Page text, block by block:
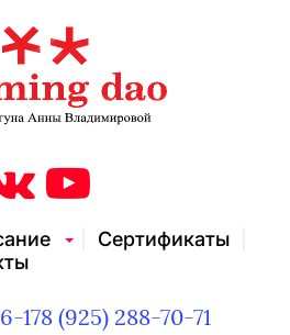
Сертификаты
178 (925) 288-70-71